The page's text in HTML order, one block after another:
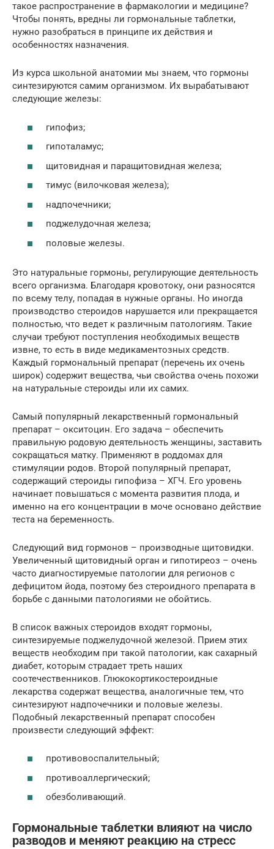
такое распространение в фармакологии и медицине?
Чтобы понять, вредны ли гормональные таблетки,
нужно разобраться в принципе их действия и
особенностях назначения.
Из курса школьной анатомии мы знаем, что гормоны
синтезируются самим организмом. Их вырабатывают
следующие железы:
гипофиз;
гипоталамус;
щитовидная и паращитовидная железа;
тимус (вилочковая железа);
надпочечники;
поджелудочная железа;
половые железы.
Это натуральные гормоны, регулирующие деятельность
всего организма. Благодаря кровотоку, они разносятся
по всему телу, попадая в нужные органы. Но иногда
производство стероидов нарушается или прекращается
полностью, что ведет к различным патологиям. Такие
случаи требуют поступления необходимых веществ
извне, то есть в виде медикаментозных средств.
Каждый гормональный препарат (перечень их очень
широк) содержит вещества, чьи свойства очень похожи
на натуральные стероиды или их самих.
Самый популярный лекарственный гормональный
препарат – окситоцин. Его задача – обеспечить
правильную родовую деятельность женщины, заставить
сокращаться матку. Применяют в роддомах для
стимуляции родов. Второй популярный препарат,
содержащий стероиды гипофиза – ХГЧ. Его уровень
начинает повышаться с момента развития плода, и
именно на его концентрации в моче основано действие
теста на беременность.
Следующий вид гормонов – производные щитовидки.
Увеличенный щитовидный орган и гипотиреоз – очень
часто диагностируемые патологии для регионов с
дефицитом йода, поэтому без стероидного препарата в
борьбе с данными патологиями не обойтись.
В список важных стероидов входят гормоны,
синтезируемые поджелудочной железой. Прием этих
веществ необходим при такой патологии, как сахарный
диабет, которым страдает треть наших
соотечественников. Глюкокортикостероидные
лекарства содержат вещества, аналогичные тем, что
синтезируют надпочечники и половые железы.
Подобный лекарственный препарат способен
произвести следующий эффект:
противовоспалительный;
противоаллергический;
обезболивающий.
Гормональные таблетки влияют на число
разводов и меняют реакцию на стресс